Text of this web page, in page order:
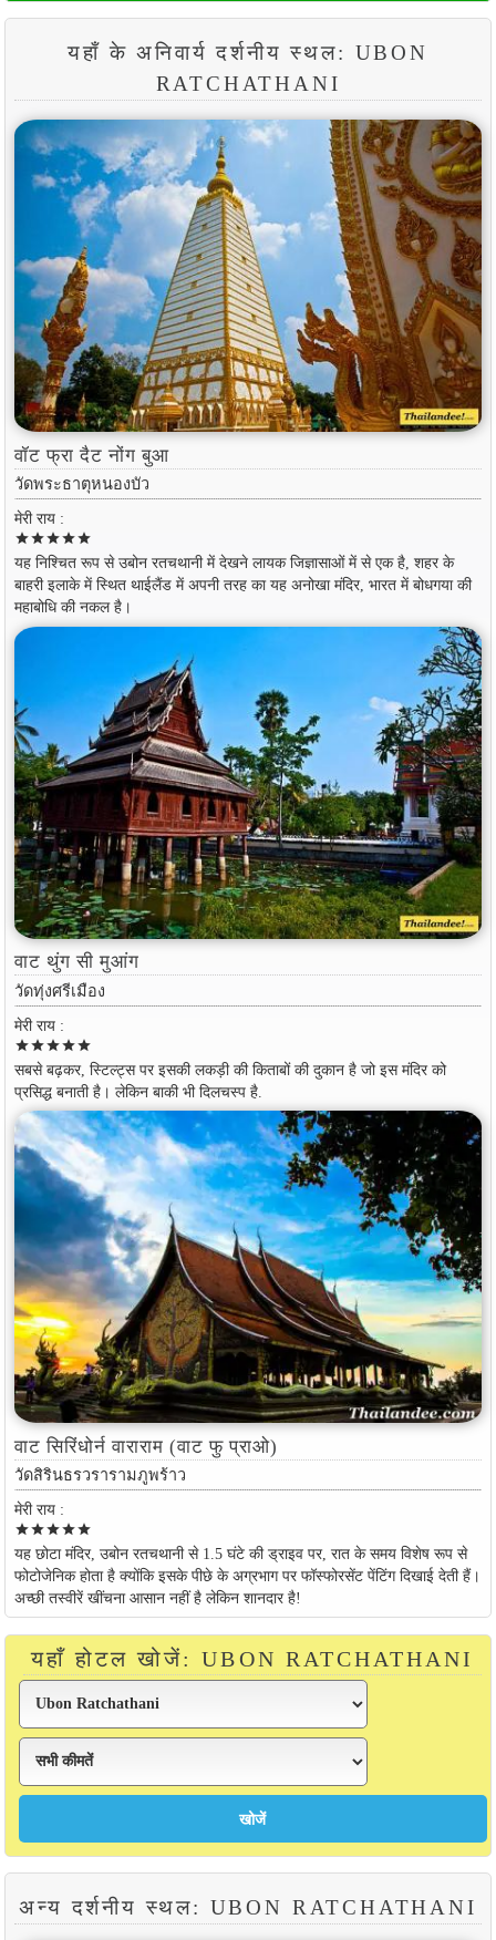
यहाँ के अनिवार्य दर्शनीय स्थल: UBON
RATCHATHANI
वॉट फ्रा दैट नोंग बुआ
วัดพระธาตุหนองบัว
मेरी राय :
starstarstarstarstar
यह निश्चित रूप से उबोन रतचथानी में देखने लायक जिज्ञासाओं में से एक है, शहर के
बाहरी इलाके में स्थित थाईलैंड में अपनी तरह का यह अनोखा मंदिर, भारत में बोधगया की
महाबोधि की नकल है।
वाट थुंग सी मुआंग
วัดทุ่งศรีเมือง
मेरी राय :
starstarstarstarstar
सबसे बढ़कर, स्टिल्ट्स पर इसकी लकड़ी की किताबों की दुकान है जो इस मंदिर को
प्रसिद्ध बनाती है। लेकिन बाकी भी दिलचस्प है.
वाट सिरिंधोर्न वाराराम (वाट फु प्राओ)
วัดสิรินธรวรารามภูพร้าว
मेरी राय :
starstarstarstarstar
यह छोटा मंदिर, उबोन रतचथानी से 1.5 घंटे की ड्राइव पर, रात के समय विशेष रूप से
फोटोजेनिक होता है क्योंकि इसके पीछे के अग्रभाग पर फॉस्फोरसेंट पेंटिंग दिखाई देती हैं।
अच्छी तस्वीरें खींचना आसान नहीं है लेकिन शानदार है!
यहाँ होटल खोजें: UBON RATCHATHANI
अन्य दर्शनीय स्थल: UBON RATCHATHANI